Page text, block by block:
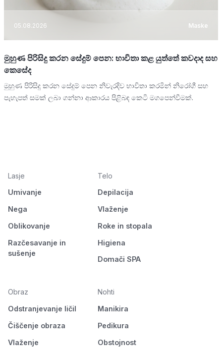
05.08.2026 Maske
මුහුණ පිරිසිදු කරන සේදුම් පෙන: භාවිතා කළ යුත්තේ කවදාද සහ
කෙසේද
මුහුණ පිරිසිදු කරන සේදුම් පෙන නිවැරදිව භාවිතා කරමින් නිරෝගී සහ
පැහැපත් සමක් ලබා ගන්නා ආකාරය පිළිබඳ කෙටි මගපෙන්වීමක්.
Lasje
Umivanje
Nega
Oblikovanje
Razčesavanje in
sušenje
Telo
Depilacija
Vlaženje
Roke in stopala
Higiena
Domači SPA
Obraz
Odstranjevanje ličil
Čiščenje obraza
Vlaženje
Nohti
Manikira
Pedikura
Obstojnost